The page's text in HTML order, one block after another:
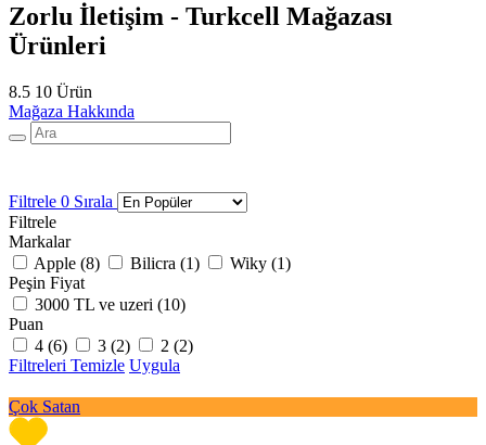
Zorlu İletişim - Turkcell Mağazası
Ürünleri
8.5 10 Ürün
Mağaza Hakkında
Filtrele 0 Sırala
Filtrele
Markalar
Apple (8) Bilicra (1) Wiky (1)
Peşin Fiyat
3000 TL ve uzeri (10)
Puan
4 (6) 3 (2) 2 (2)
Filtreleri Temizle Uygula
Çok Satan